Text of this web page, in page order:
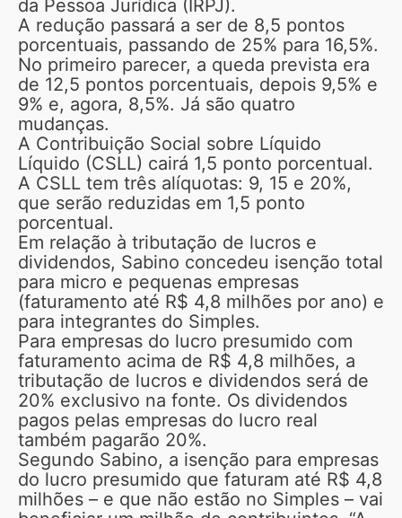
da Pessoa Jurídica (IRPJ).
A redução passará a ser de 8,5 pontos
porcentuais, passando de 25% para 16,5%.
No primeiro parecer, a queda prevista era
de 12,5 pontos porcentuais, depois 9,5% e
9% e, agora, 8,5%. Já são quatro
mudanças.
A Contribuição Social sobre Líquido
Líquido (CSLL) cairá 1,5 ponto porcentual.
A CSLL tem três alíquotas: 9, 15 e 20%,
que serão reduzidas em 1,5 ponto
porcentual.
Em relação à tributação de lucros e
dividendos, Sabino concedeu isenção total
para micro e pequenas empresas
(faturamento até R$ 4,8 milhões por ano) e
para integrantes do Simples.
Para empresas do lucro presumido com
faturamento acima de R$ 4,8 milhões, a
tributação de lucros e dividendos será de
20% exclusivo na fonte. Os dividendos
pagos pelas empresas do lucro real
também pagarão 20%.
Segundo Sabino, a isenção para empresas
do lucro presumido que faturam até R$ 4,8
milhões – e que não estão no Simples – vai